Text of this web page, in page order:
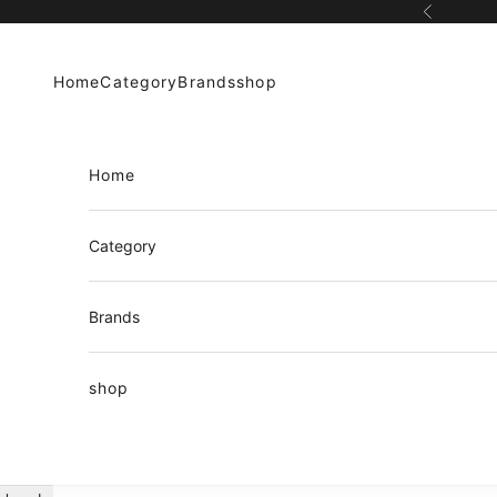
前へ
HomeCategoryBrandsshop
Home
Category
Brands
shop